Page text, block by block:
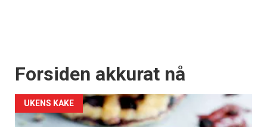
Forsiden akkurat nå
UKENS KAKE